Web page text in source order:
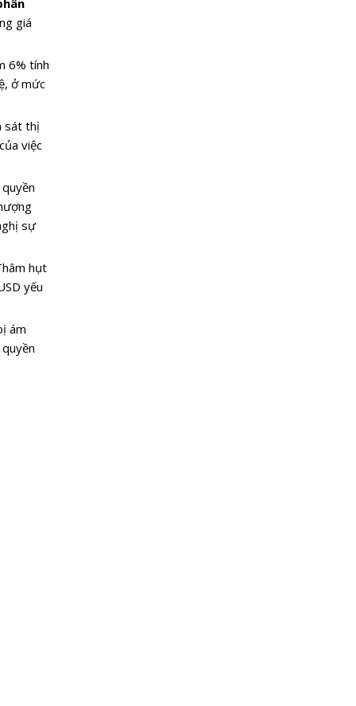
giá
6% tính
ở mức
sát thị
việc
sự
hụt
yếu
ám